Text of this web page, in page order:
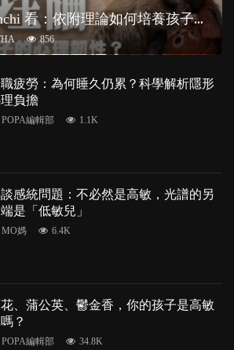
從
小獼猴Panchi 看：依附理論如何培養孩子心理韌性？
856
疲勞：為何睡久仍累？科學解析隱形
負擔
POPA編輯部 1.1K
感統問題：不必然是高敏，光譜的另
是「低敏兒」
MO媽 6.4K
、蒲公英、鬱金香，你的孩子是高敏
？
POPA編輯部 34.8K